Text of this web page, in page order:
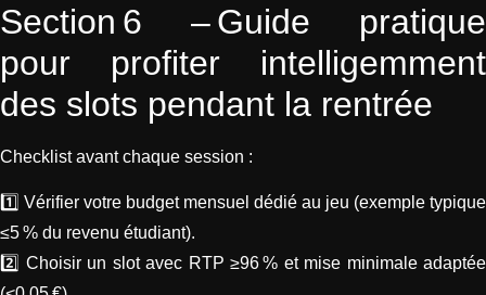
Section 6 – Guide pratique
pour profiter intelligemment
des slots pendant la rentrée
Checklist avant chaque session :
1️⃣ Vérifier votre budget mensuel dédié au jeu (exemple typique
≤5 % du revenu étudiant).
2️⃣ Choisir un slot avec RTP ≥96 % et mise minimale adaptée